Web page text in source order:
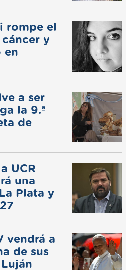
rompe el
y
en
a ser
la 9.ª
de
UCR
una
Plata y
vendrá a
de sus